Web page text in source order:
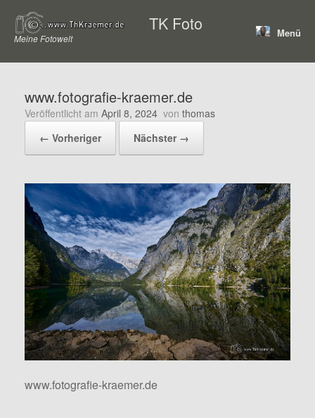
Inhalt
springen
TK Foto
Meine Fotowelt Menü
www.fotografie-kraemer.de
Veröffentlicht am April 8, 2024 von thomas
← Vorheriger
Nächster →
www.fotografie-kraemer.de